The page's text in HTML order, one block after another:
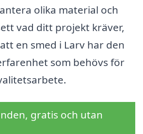
olika material och
vad ditt projekt kräver,
en smed i Larv har den
som behövs för
gratis och utan